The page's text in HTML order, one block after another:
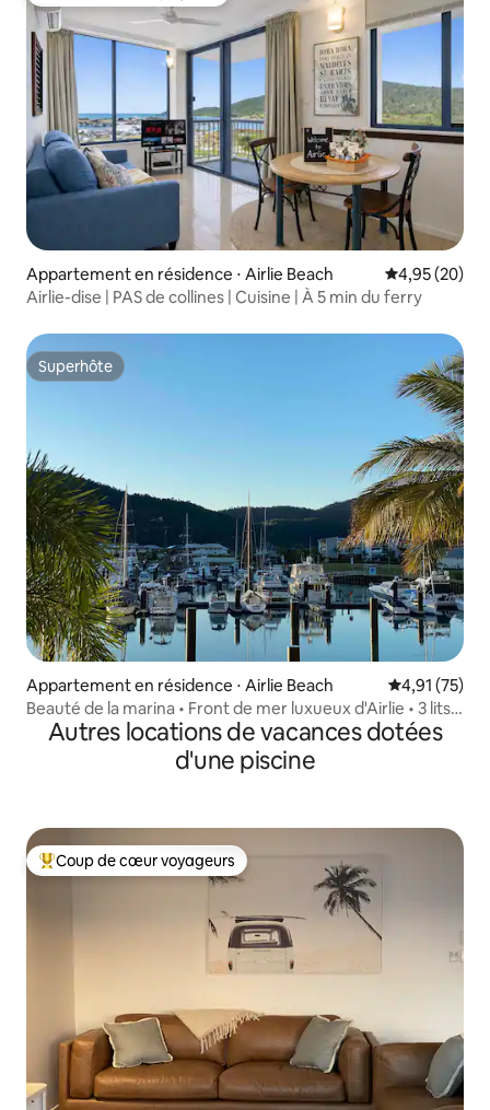
Appartement en résidence ⋅ Airlie Beach Évaluation
4,95 (20)
Airlie-dise | PAS de collines | Cuisine | À 5 min du ferry
Superhôte
Superhôte
Appartement en résidence ⋅ Airlie Beach Évaluation
4,91 (75)
Beauté de la marina • Front de mer luxueux d'Airlie • 3 lits
KingAutres locations de vacances dotées
d'une piscine
Coups de cœur voyageurs les plus appréciés
Coup de cœur voyageurs